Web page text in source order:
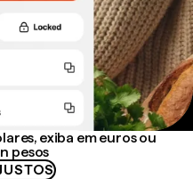
exiba em euros ou
pesos